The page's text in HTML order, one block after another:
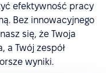
efektywność pracy
Bez innowacyjnego
się, że Twoja
a Twój zespół
wyniki.